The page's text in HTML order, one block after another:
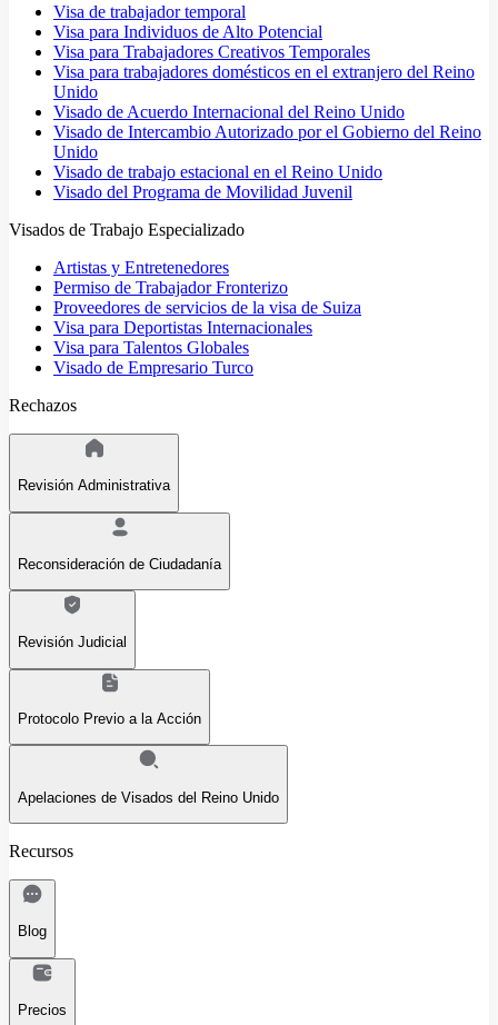
Visa de trabajador temporal
Visa para Individuos de Alto Potencial
Visa para Trabajadores Creativos Temporales
Visa para trabajadores domésticos en el extranjero del Reino
Unido
Visado de Acuerdo Internacional del Reino Unido
Visado de Intercambio Autorizado por el Gobierno del Reino
Unido
Visado de trabajo estacional en el Reino Unido
Visado del Programa de Movilidad Juvenil
Visados de Trabajo Especializado
Artistas y Entretenedores
Permiso de Trabajador Fronterizo
Proveedores de servicios de la visa de Suiza
Visa para Deportistas Internacionales
Visa para Talentos Globales
Visado de Empresario Turco
Rechazos
Revisión Administrativa
Reconsideración de Ciudadanía
Revisión Judicial
Protocolo Previo a la Acción
Apelaciones de Visados del Reino Unido
Recursos
Blog
Precios